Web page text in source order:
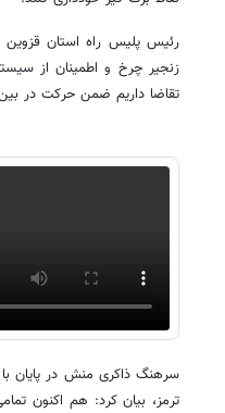
رئیس پلیس راه استان
زنجیر چرخ و اطمینان از
تقاضا داریم ضمن حرکت در
سرهنگ ذاکری منش در پایان
ترمز، بیان کرد: هم اکنون